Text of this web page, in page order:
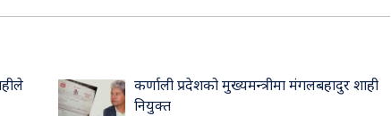
कर्णाली प्रदेशको मुख्यमन्त्रीमा मंगलबहादुर शाही
नियुक्त